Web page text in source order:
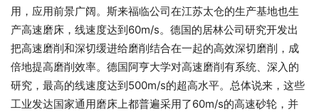
用，应用前景广阔。斯来福临公司在江苏太仓的生产基地也生
产高速磨床，线速度达到60m/s。德国的居林公司研究开发出
把高速磨削和深切缓进给磨削结合在一起的高效深切磨削，成
倍地提高磨削效率。德国阿亨大学对高速磨削有系统、深入的
研究，最高的线速度达到500m/s的超高水平。总体说来，这些
工业发达国家通用磨床上都普遍采用了60m/s的高速砂轮，并